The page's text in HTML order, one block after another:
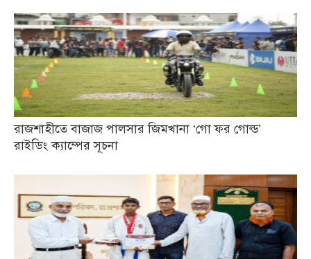
রাজশাহীতে বাজাজ পালসার জিমখানা ‘গো ফর গোল্ড’
রাইডিং ক্যাম্পের সূচনা